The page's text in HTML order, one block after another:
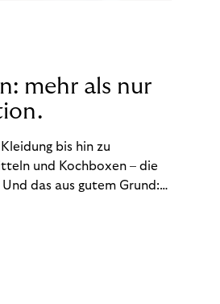
mehr als nur
bis hin zu
und Kochboxen – die
das aus gutem Grund:
es uns, Produkte und